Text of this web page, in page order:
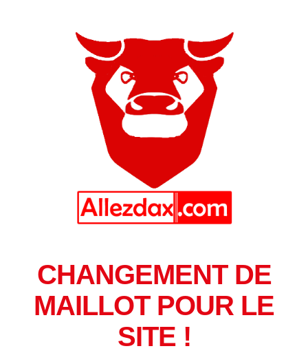
CHANGEMENT DE
MAILLOT POUR LE
SITE !